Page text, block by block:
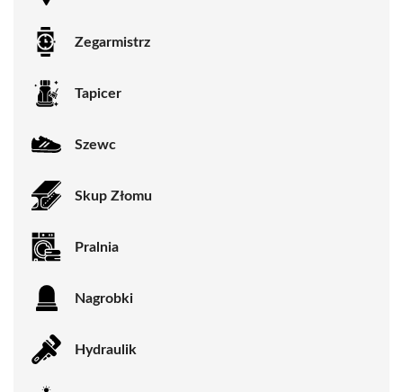
Zegarmistrz
Tapicer
Szewc
Skup Złomu
Pralnia
Nagrobki
Hydraulik